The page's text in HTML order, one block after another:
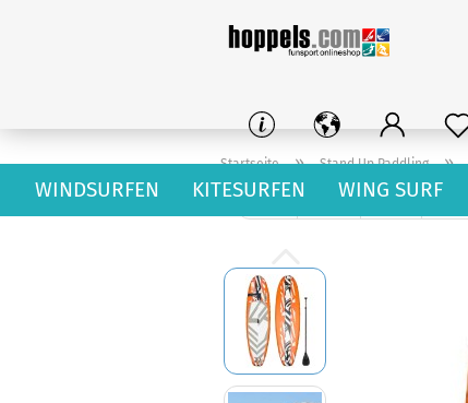
WINDSURFEN KITESURFEN WING SURF
Startseite » Stand Up Paddling »